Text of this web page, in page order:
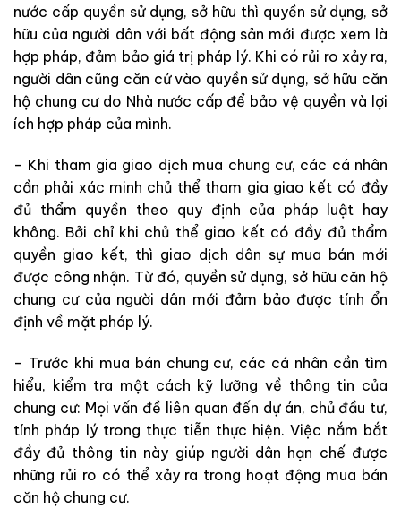
nước cấp quyền sử dụng, sở hữu thì quyền sử dụng, sở
hữu của người dân với bất động sản mới được xem là
hợp pháp, đảm bảo giá trị pháp lý. Khi có rủi ro xảy ra,
người dân cũng căn cứ vào quyền sử dụng, sở hữu căn
hộ chung cư do Nhà nước cấp để bảo vệ quyền và lợi
ích hợp pháp của mình.
– Khi tham gia giao dịch mua chung cư, các cá nhân
cần phải xác minh chủ thể tham gia giao kết có đầy
đủ thẩm quyền theo quy định của pháp luật hay
không. Bởi chỉ khi chủ thể giao kết có đầy đủ thẩm
quyền giao kết, thì giao dịch dân sự mua bán mới
được công nhận. Từ đó, quyền sử dụng, sở hữu căn hộ
chung cư của người dân mới đảm bảo được tính ổn
định về mặt pháp lý.
– Trước khi mua bán chung cư, các cá nhân cần tìm
hiểu, kiểm tra một cách kỹ lưỡng về thông tin của
chung cư: Mọi vấn đề liên quan đến dự án, chủ đầu tư,
tính pháp lý trong thực tiễn thực hiện. Việc nắm bắt
đầy đủ thông tin này giúp người dân hạn chế được
những rủi ro có thể xảy ra trong hoạt động mua bán
căn hộ chung cư.